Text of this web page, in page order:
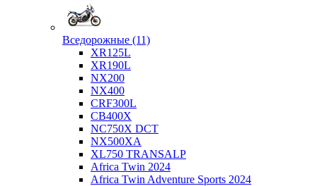
Вседорожные (11)
XR125L
XR190L
NX200
NX400
CRF300L
CB400X
NC750X DCT
NX500XA
XL750 TRANSALP
Africa Twin 2024
Africa Twin Adventure Sports 2024